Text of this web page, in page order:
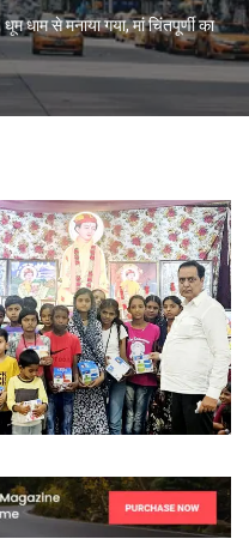
धाम से मनाया गया, मां चिंतपूर्णी का